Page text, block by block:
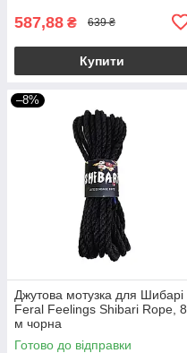
587,88 ₴ 639 ₴
Купити
–8%
Джутова мотузка для Шибарі
Feral Feelings Shibari Rope, 8
м чорна
Готово до відправки